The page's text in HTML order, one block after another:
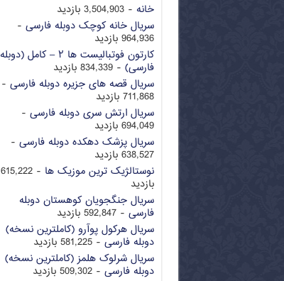
خانه - 3,504,903 بازدید
سریال خانه کوچک دوبله فارسی -
964,936 بازدید
کارتون فوتبالیست ها ۲ – کامل (دوبله
فارسی) - 834,339 بازدید
سریال قصه های جزیره دوبله فارسی -
711,868 بازدید
سریال ارتش سری دوبله فارسی -
694,049 بازدید
سریال پزشک دهکده دوبله فارسی -
638,527 بازدید
نوستالژیک ترین موزیک ها
- 615,222
بازدید
سریال جنگجویان کوهستان دوبله
فارسی - 592,847 بازدید
سریال هرکول پوآرو (کاملترین نسخه)
دوبله فارسی - 581,225 بازدید
سریال شرلوک هلمز (کاملترین نسخه)
دوبله فارسی - 509,302 بازدید